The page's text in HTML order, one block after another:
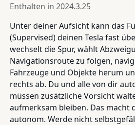
Enthalten in 2024.3.25
Unter deiner Aufsicht kann das
(Supervised) deinen Tesla fast
wechselt die Spur, wählt
Navigationsroute zu folgen,
Fahrzeuge und Objekte herum
rechts ab. Du und alle von dir
müssen zusätzliche Vorsicht
aufmerksam bleiben. Das macht
autonom. Werde nicht